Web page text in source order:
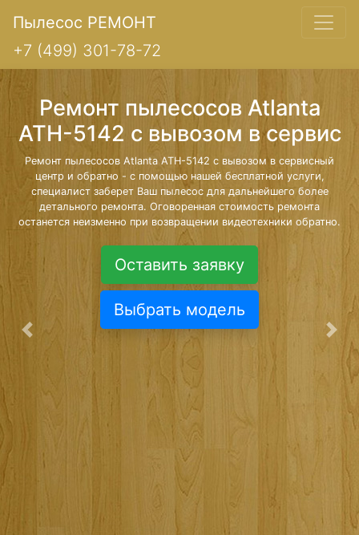
Пылесос РЕМОНТ
+7 (499) 301-78-72
Ремонт пылесосов Atlanta
ATH-5142 с вывозом в сервис
Ремонт пылесосов Atlanta ATH-5142 с вывозом в сервисный
центр и обратно - с помощью нашей бесплатной услуги,
специалист заберет Ваш пылесос для дальнейшего более
детального ремонта. Оговоренная стоимость ремонта
останется неизменно при возвращении видеотехники обратно.
Оставить заявку
Выбрать модель
Предыдущая